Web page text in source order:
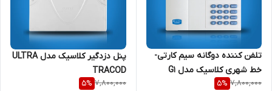
تلفن کننده دوگانه سیم کارتی-
خط شهری کلاسیک مدل G1
ULTRA V5.2
7,800,000
5%
پنل دزدگیر کلاسیک مدل ULTRA
TRACOD
7,800,000
5%